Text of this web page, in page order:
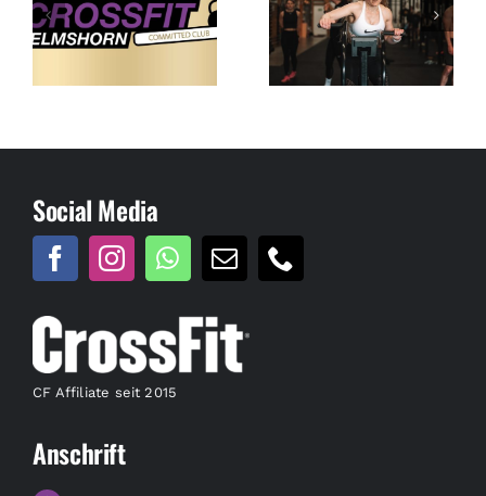
Social Media
CF Affiliate seit 2015
Anschrift